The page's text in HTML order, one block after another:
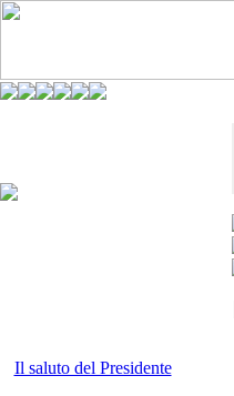
Il saluto del Presidente